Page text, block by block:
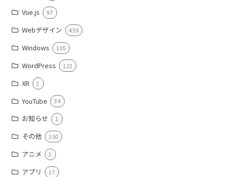
Vue.js 97
Webデザイン 439
Windows 105
WordPress 122
XR 2
YouTube 34
お知らせ 1
その他 150
アニメ 3
アプリ 17